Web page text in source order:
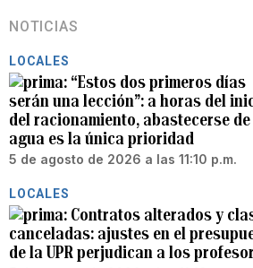
NOTICIAS
LOCALES
“Estos dos primeros días
serán una lección”: a horas del
del racionamiento, abastecerse de
agua es la única prioridad
5 de agosto de 2026 a las 11:10 p.m.
LOCALES
Contratos alterados y
canceladas: ajustes en el
de la UPR perjudican a los